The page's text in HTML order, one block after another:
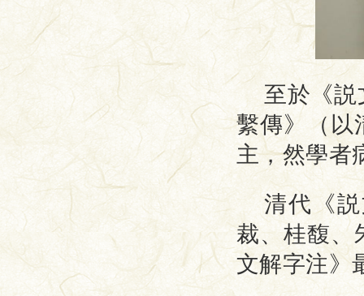
至於《
繫傳》（以
主，然學者
清代《
裁、桂馥、
文解字注》